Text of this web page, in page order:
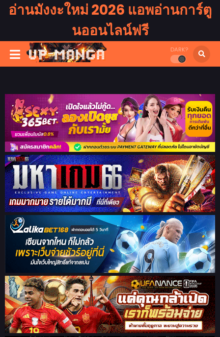
อ่านมังงะใหม่ 2026 แอพอ่านการ์ตู
นออนไลน์ฟรี
DARK?